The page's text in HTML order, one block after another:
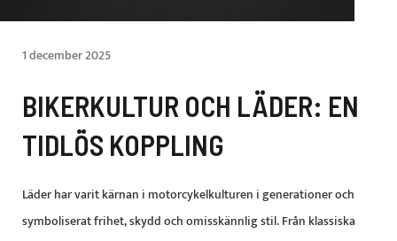
1 december 2025
BIKERKULTUR OCH LÄDER: EN
TIDLÖS KOPPLING
Läder har varit kärnan i motorcykelkulturen i generationer och
symboliserat frihet, skydd och omisskännlig stil. Från klassiska